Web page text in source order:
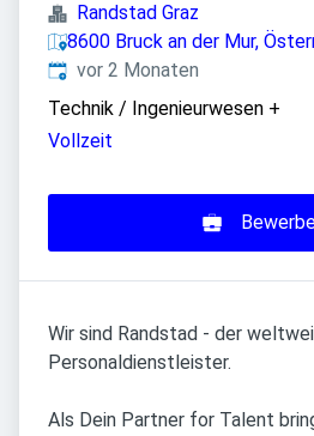
Randstad Graz
8600 Bruck an der Mur,
Veröffentlicht:
vor 2 Monaten
Technik / Ingenieurwesen +
Vollzeit
Wir sind Randstad - der
Personaldienstleister.
Als Dein Partner for Talent